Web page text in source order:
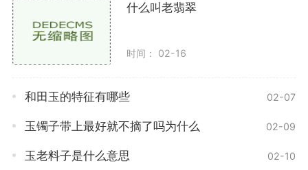
量较少，市面上的老料商品也比较稀少，因此被认为是
藏品中的珍品。老料的特点是颜色较为柔和，有着古朴
的气息。但是，由于年代久远，老料中的翡翠晶体容易
产生裂纹，这也是老料翡翠市场上的一个难题。
老料种类繁多，其中又以缅甸老玩色石最为著名。
这种老料翡翠呈现出一种玻璃质感，色彩柔和，常带有
皮”是最具有观赏价值的品种。它们因其纹理独特，如
什么叫老翡翠
时间： 02-16
和田玉的特征有哪些 02-07
玉镯子带上最好就不摘了吗为什么 02-09
玉老料子是什么意思 02-10